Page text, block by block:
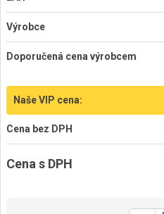
Výrobce
Doporučená cena výrobcem
Naše VIP cena:
Cena bez DPH
Cena s DPH